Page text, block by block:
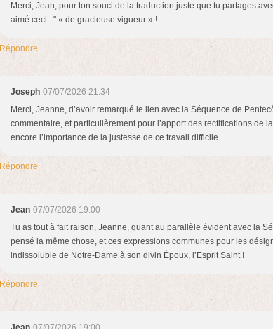
Merci, Jean, pour ton souci de la traduction juste que tu partages
aimé ceci : " « de gracieuse vigueur » !
Répondre
Joseph 07/07/2026 21:34
Merci, Jeanne, d’avoir remarqué le lien avec la Séquence de
commentaire, et particulièrement pour l’apport des rectifications de
encore l’importance de la justesse de ce travail difficile.
Répondre
Jean 07/07/2026 19:00
Tu as tout à fait raison, Jeanne, quant au parallèle évident avec la
pensé la même chose, et ces expressions communes pour les
indissoluble de Notre-Dame à son divin Époux, l’Esprit Saint !
Répondre